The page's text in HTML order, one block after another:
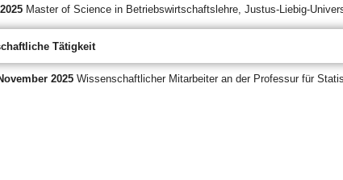
Master of Science in Betriebswirtschaftslehre, Justus-Liebig-
Tätigkeit
2025 Wissenschaftlicher Mitarbeiter an der Professur für